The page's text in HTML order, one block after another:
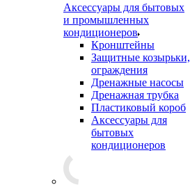
Аксессуары для бытовых
и промышленных
кондиционеров
Кронштейны
Защитные козырьки,
ограждения
Дренажные насосы
Дренажная трубка
Пластиковый короб
Аксессуары для
бытовых
кондиционеров